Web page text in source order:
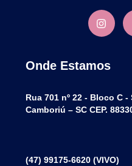
Onde Estamos
Rua 701 nº 22 - Bloco C
Camboriú – SC CEP.
(47) 99175-6620 (VIVO)